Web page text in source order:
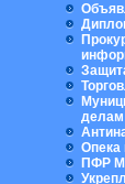
делам
Опека
ПФР